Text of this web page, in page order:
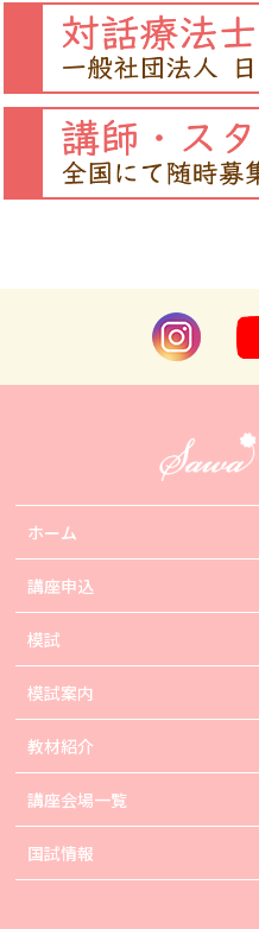
ホーム
講座申込
模試
模試案内
教材紹介
講座会場一覧
国試情報